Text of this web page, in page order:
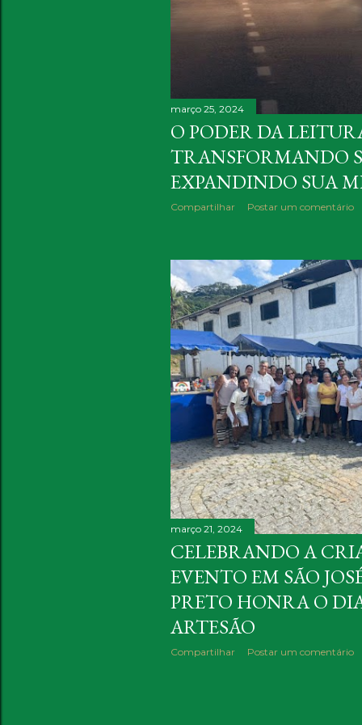
março 25, 2024
O PODER DA
TRANSFORMANDO
EXPANDINDO SUA
Compartilhar Postar um comentário
março 21, 2024
CELEBRANDO A
EVENTO EM SÃO
PRETO HONRA O
ARTESÃO
Compartilhar Postar um comentário